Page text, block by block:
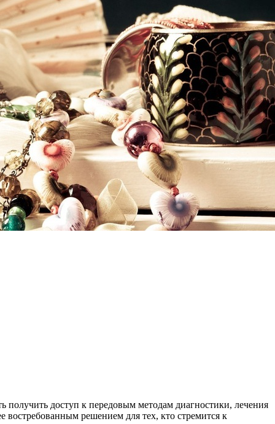
получить доступ к передовым методам диагностики, лечения
востребованным решением для тех, кто стремится к